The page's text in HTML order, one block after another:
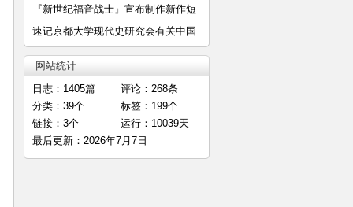
『新世纪福音战士』宣布制作新作短
篇
速记京都大学现代史研究会有关中国
E
网站统计
日志：1405篇
评论：268条
分类：39个
标签：199个
链接：3个
运行：10039天
最后更新：2026年7月7日